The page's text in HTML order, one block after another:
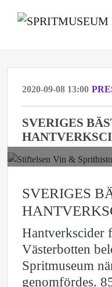
2020-09-08 13:00
SVERIGES
SVERIGES
Hantverkscider
Västerbotten
Spritmuseum
genomfördes.